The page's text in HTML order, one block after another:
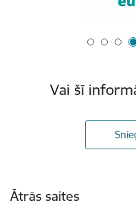
Vai šī
Ātrās saites